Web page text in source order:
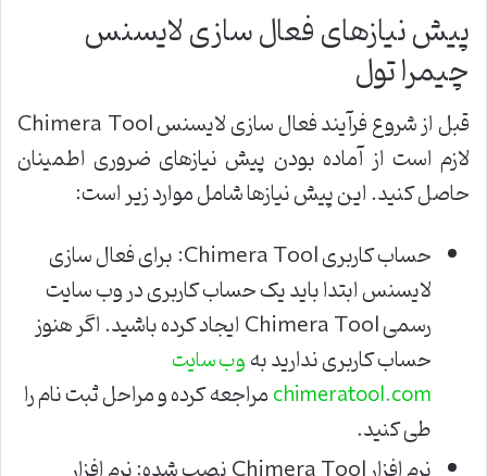
پیش نیازهای فعال سازی لایسنس
چیمرا تول
قبل از شروع فرآیند فعال سازی لایسنس Chimera Tool
لازم است از آماده بودن پیش نیازهای ضروری اطمینان
حاصل کنید. این پیش نیازها شامل موارد زیر است:
حساب کاربری Chimera Tool: برای فعال سازی
لایسنس ابتدا باید یک حساب کاربری در وب سایت
رسمی Chimera Tool ایجاد کرده باشید. اگر هنوز
حساب کاربری ندارید بهوب سایت
chimeratool.comمراجعه کرده و مراحل ثبت نام را
طی کنید.